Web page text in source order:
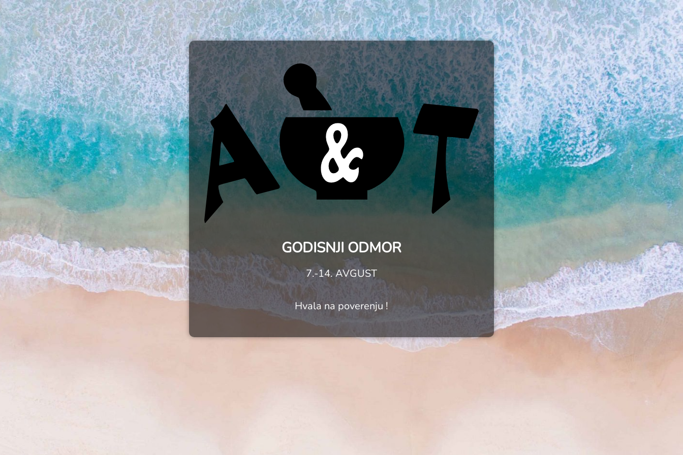
GODISNJI ODMOR
7.-14. AVGUST
Hvala na poverenju !